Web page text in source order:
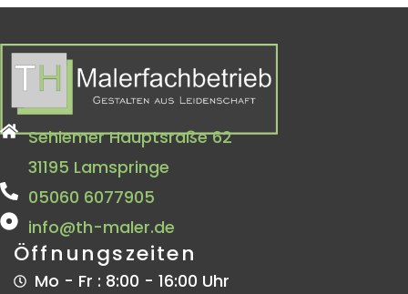
Sehlemer Hauptsraße 62
31195 Lamspringe
05060 6077905
info@th-maler.de
Öffnungszeiten
Mo - Fr : 8:00 - 16:00 Uhr